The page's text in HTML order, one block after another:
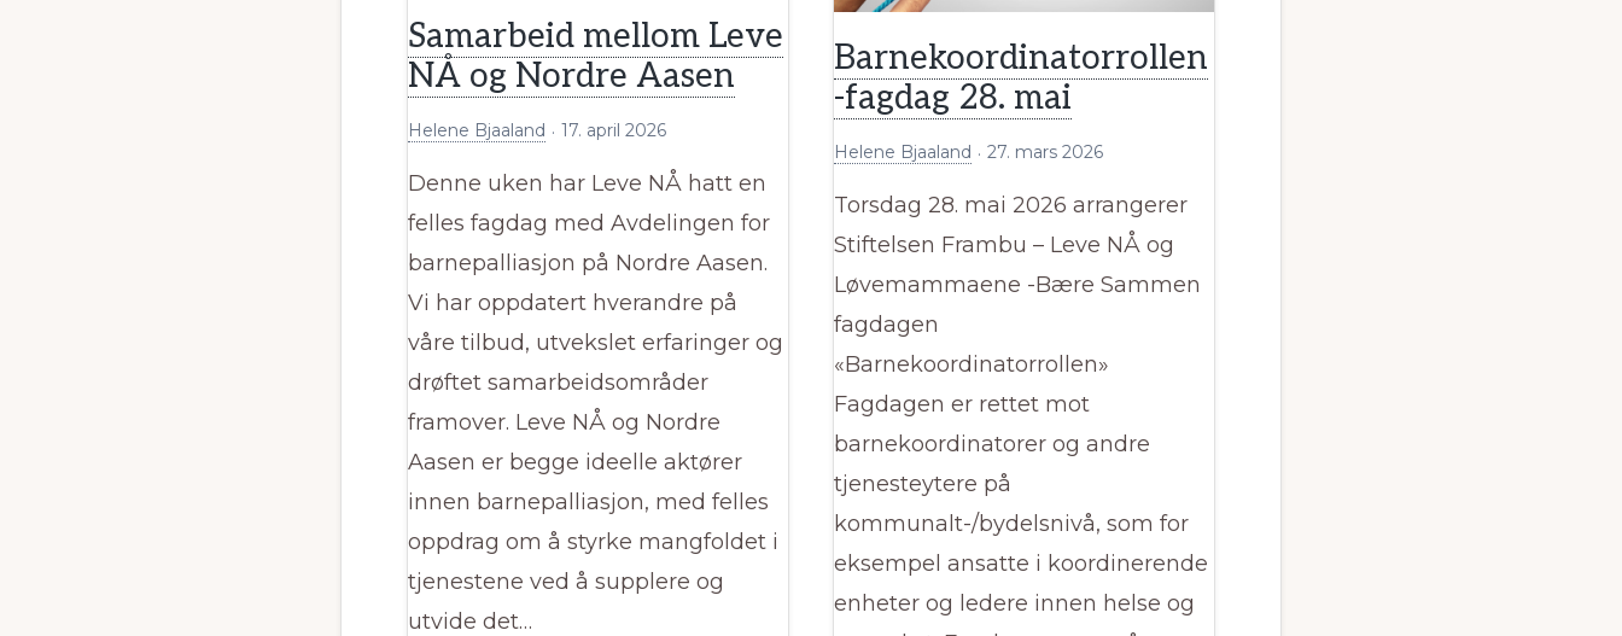
i
september
Samarbeid mellom Leve
NÅ og Nordre Aasen
Helene Bjaaland 17. april 2026
Denne uken har Leve NÅ hatt en
felles fagdag med Avdelingen for
barnepalliasjon på Nordre Aasen.
Vi har oppdatert hverandre på
våre tilbud, utvekslet erfaringer og
drøftet samarbeidsområder
framover. Leve NÅ og Nordre
Aasen er begge ideelle aktører
innen barnepalliasjon, med felles
oppdrag om å styrke mangfoldet i
tjenestene ved å supplere og
utvide det…
Barnekoordinatorrollen
-fagdag 28. mai
Helene Bjaaland 27. mars 2026
Torsdag 28. mai 2026 arrangerer
Stiftelsen Frambu – Leve NÅ og
Løvemammaene -Bære Sammen
fagdagen
«Barnekoordinatorrollen»
Fagdagen er rettet mot
barnekoordinatorer og andre
tjenesteytere på
kommunalt-/bydelsnivå, som for
eksempel ansatte i koordinerende
enheter og ledere innen helse og